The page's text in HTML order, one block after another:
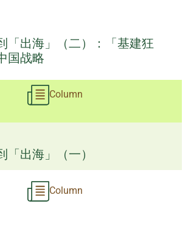
「出海」（二）：「基建狂
国战略
Column
「出海」（一）
Column